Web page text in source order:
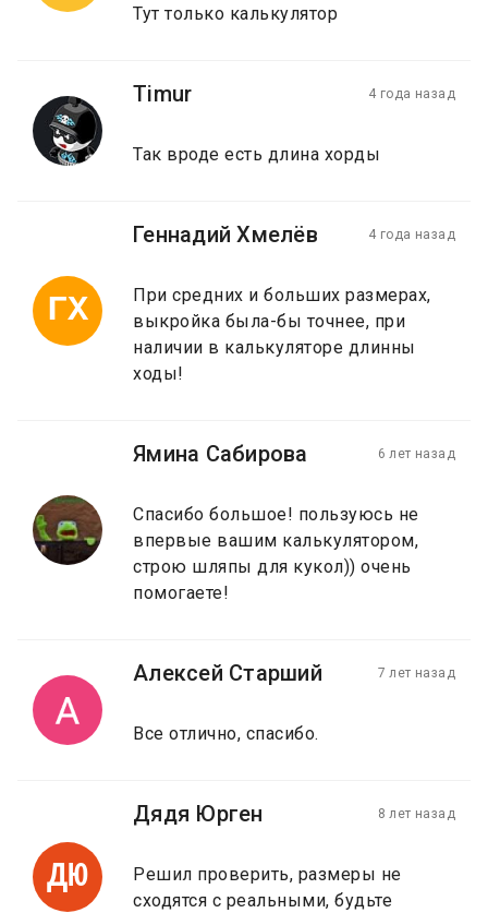
Тут только калькулятор
Timur 4 года назад
Так вроде есть длина хорды
ГХ
Геннадий Хмелёв 4 года назад
При средних и больших размерах,
выкройка была-бы точнее, при
наличии в калькуляторе длинны
ходы!
Ямина Сабирова 6 лет назад
Спасибо большое! пользуюсь не
впервые вашим калькулятором,
строю шляпы для кукол)) очень
помогаете!
Алексей Старший 7 лет назад
Все отлично, спасибо.
ДЮ
Дядя Юрген 8 лет назад
Решил проверить, размеры не
сходятся с реальными, будьте